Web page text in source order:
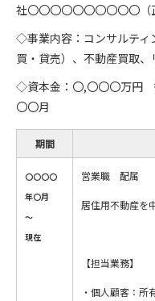
社〇〇〇〇〇〇〇〇〇〇（
◇事業内容：コンサルティ
買・貸売）、不動産買取、
◇資本金：〇,〇〇〇万円
〇〇月
期間
〇〇〇〇
年〇月
～
現在
営業職 配属
居住用不動産を
【担当業務】
・個人顧客：所